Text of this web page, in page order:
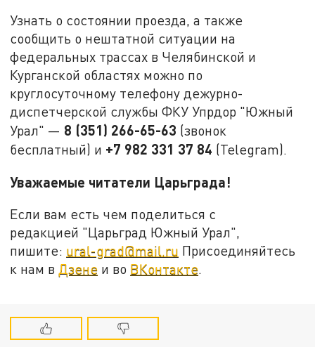
Узнать о состоянии проезда, а также
сообщить о нештатной ситуации на
федеральных трассах в Челябинской и
Курганской областях можно по
круглосуточному телефону дежурно-
диспетчерской службы ФКУ Упрдор "Южный
Урал" — 8 (351) 266-65-63 (звонок
бесплатный) и +7 982 331 37 84 (Telegram).
Уважаемые читатели Царьграда!
Если вам есть чем поделиться с
редакцией "Царьград Южный Урал",
пишите: ural-grad@mail.ru Присоединяйтесь
к нам в Дзене и во ВКонтакте.